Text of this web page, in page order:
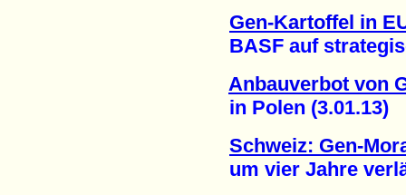
Gen-Kartoffel in
BASF auf
Anbauverbot von
in Polen (3.01.13)
Schweiz: Gen-
um vier Jahre